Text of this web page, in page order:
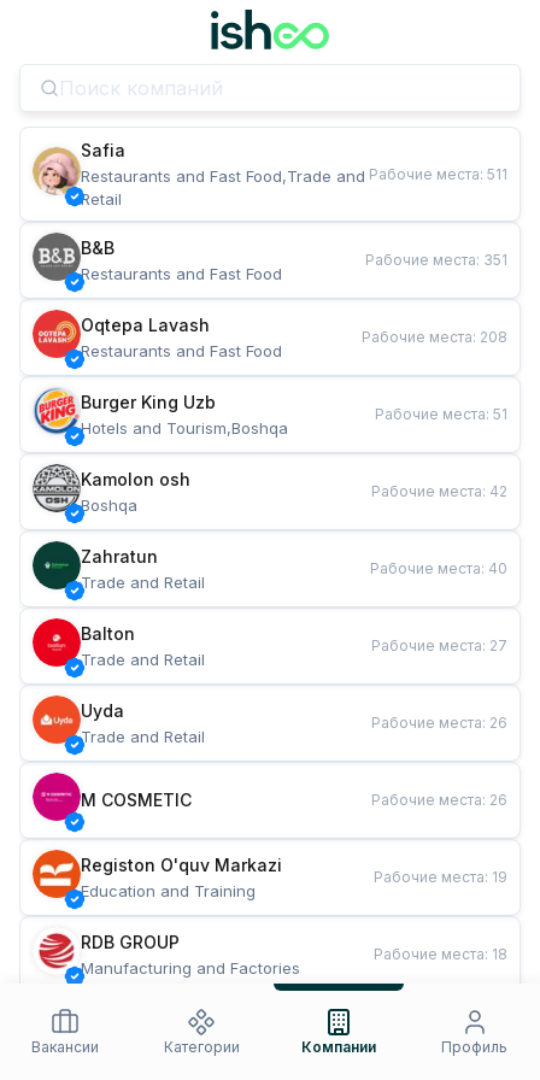
Safia
Restaurants and Fast Food,Trade and
Retail
Рабочие места: 511
B&B
Restaurants and Fast Food
Рабочие места: 351
Oqtepa Lavash
Restaurants and Fast Food
Рабочие места: 208
Burger King Uzb
Hotels and Tourism,Boshqa
Рабочие места: 51
Kamolon osh
Boshqa
Рабочие места: 42
Zahratun
Trade and Retail
Рабочие места: 40
Balton
Trade and Retail
Рабочие места: 27
Uyda
Trade and Retail
Рабочие места: 26
M COSMETIC Рабочие места: 26
Registon O'quv Markazi
Education and Training
Рабочие места: 19
RDB GROUP
Manufacturing and Factories
Рабочие места: 18
Restaurants and Fast Food
Рабочие места
Вакансии
Категории Компании Профиль